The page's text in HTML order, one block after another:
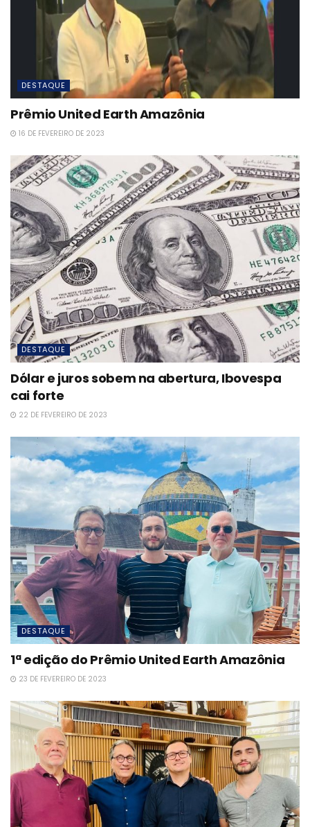
DESTAQUE
Prêmio United Earth Amazônia
16 DE FEVEREIRO DE 2023
DESTAQUE
Dólar e juros sobem na abertura, Ibovespa
cai forte
22 DE FEVEREIRO DE 2023
DESTAQUE
1ª edição do Prêmio United Earth Amazônia
23 DE FEVEREIRO DE 2023